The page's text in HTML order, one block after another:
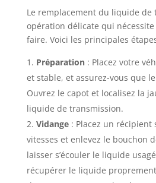
Le remplacement du liquide de
opération délicate qui
faire. Voici les principales
Préparation: Placez votre
et stable, et assurez-vous que
Ouvrez le capot et localisez la
liquide de transmission.
Vidange: Placez un récipient
vitesses et enlevez le bouchon
laisser s’écouler le liquide
récupérer le liquide